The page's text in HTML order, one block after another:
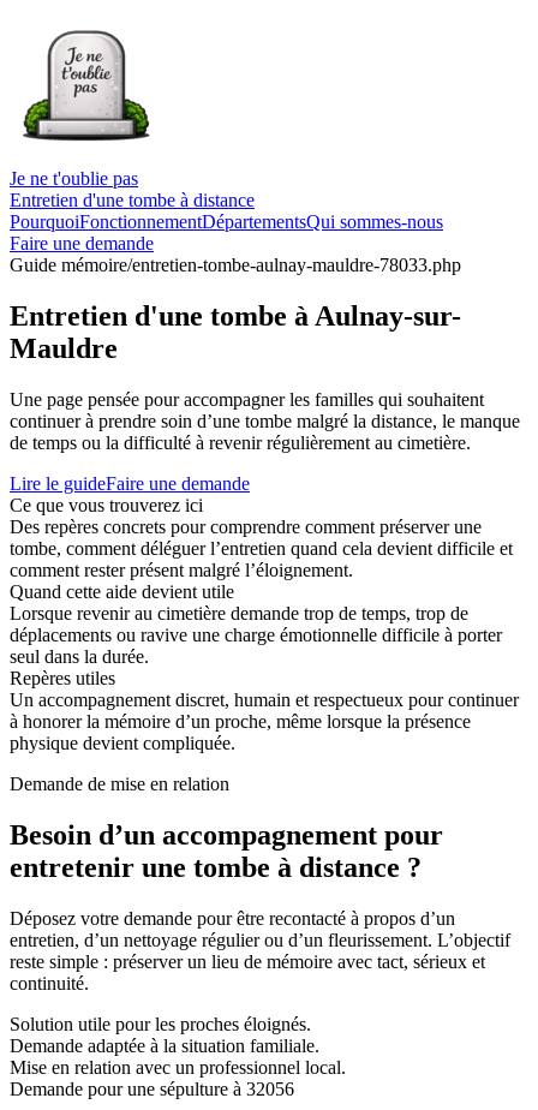
Je ne t'oublie pas
Entretien d'une tombe à distance
PourquoiFonctionnementDépartementsQui sommes-nous
Faire une demande
Guide mémoire/entretien-tombe-aulnay-mauldre-78033.php
Entretien d'une tombe à Aulnay-sur-
Mauldre
Une page pensée pour accompagner les familles qui souhaitent
continuer à prendre soin d’une tombe malgré la distance, le manque
de temps ou la difficulté à revenir régulièrement au cimetière.
Lire le guideFaire une demande
Ce que vous trouverez ici
Des repères concrets pour comprendre comment préserver une
tombe, comment déléguer l’entretien quand cela devient difficile et
comment rester présent malgré l’éloignement.
Quand cette aide devient utile
Lorsque revenir au cimetière demande trop de temps, trop de
déplacements ou ravive une charge émotionnelle difficile à porter
seul dans la durée.
Repères utiles
Un accompagnement discret, humain et respectueux pour continuer
à honorer la mémoire d’un proche, même lorsque la présence
physique devient compliquée.
Demande de mise en relation
Besoin d’un accompagnement pour
entretenir une tombe à distance ?
Déposez votre demande pour être recontacté à propos d’un
entretien, d’un nettoyage régulier ou d’un fleurissement. L’objectif
reste simple : préserver un lieu de mémoire avec tact, sérieux et
continuité.
Solution utile pour les proches éloignés.
Demande adaptée à la situation familiale.
Mise en relation avec un professionnel local.
Demande pour une sépulture à 32056